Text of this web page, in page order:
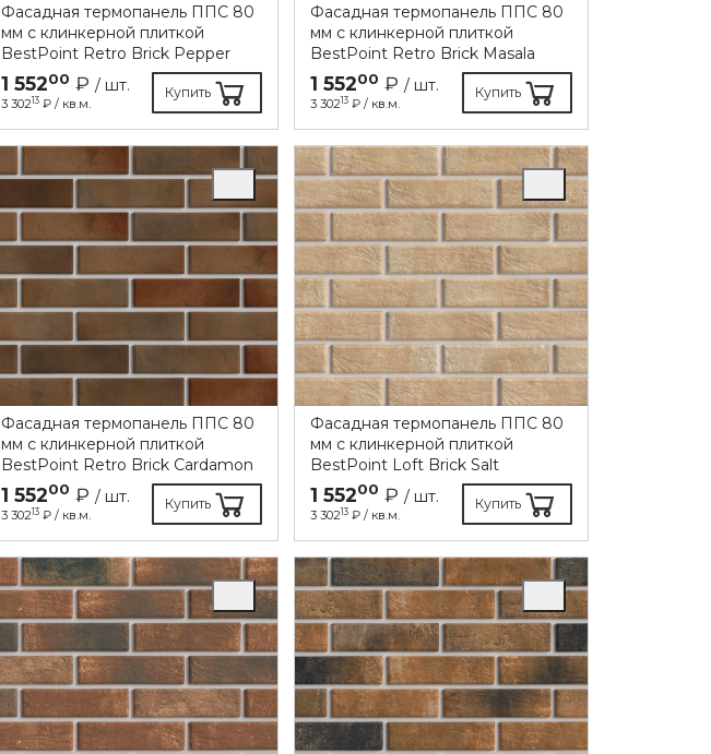
Фасадная термопанель ППC 80
мм с клинкерной плиткой
BestPoint Retro Brick Pepper
1 55200 ₽ / шт.
3 30213 ₽ / кв.м.
Купить
Фасадная термопанель ППC 80
мм с клинкерной плиткой
BestPoint Retro Brick Masala
1 55200 ₽/ шт.
3 30213 ₽ / кв.м.
Купить
Фасадная термопанель ППC 80
мм с клинкерной плиткой
BestPoint Retro Brick Cardamon
1 55200 ₽ / шт.
3 30213 ₽ / кв.м.
Купить
Фасадная термопанель ППC 80
мм с клинкерной плиткой
BestPoint Loft Brick Salt
1 55200 ₽/ шт.
3 30213 ₽ / кв.м.
Купить